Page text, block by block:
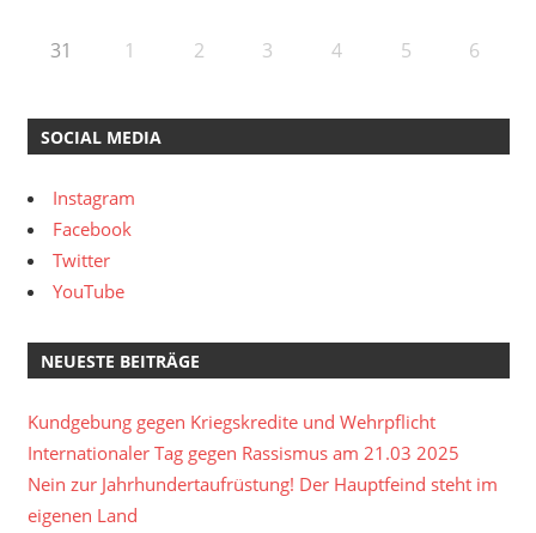
31 1 2 3 4 5 6
SOCIAL MEDIA
Instagram
Facebook
Twitter
YouTube
NEUESTE BEITRÄGE
Kundgebung gegen Kriegskredite und Wehrpflicht
Internationaler Tag gegen Rassismus am 21.03 2025
Nein zur Jahrhundertaufrüstung! Der Hauptfeind steht im
eigenen Land